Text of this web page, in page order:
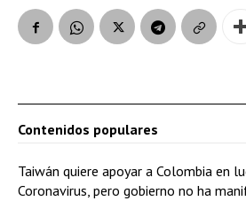
Contenidos populares
Taiwán quiere apoyar a Colombia en
Coronavirus, pero gobierno no ha